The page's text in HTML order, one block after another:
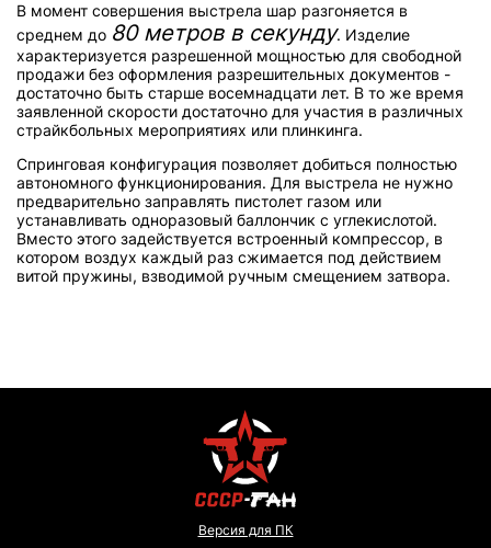
В момент совершения выстрела шар разгоняется в
среднем до 80 метров в секунду. Изделие
характеризуется разрешенной мощностью для свободной
продажи без оформления разрешительных документов -
достаточно быть старше восемнадцати лет. В то же время
заявленной скорости достаточно для участия в различных
страйкбольных мероприятиях или плинкинга.
Спринговая конфигурация позволяет добиться полностью
автономного функционирования. Для выстрела не нужно
предварительно заправлять пистолет газом или
устанавливать одноразовый баллончик с углекислотой.
Вместо этого задействуется встроенный компрессор, в
котором воздух каждый раз сжимается под действием
витой пружины, взводимой ручным смещением затвора.
Версия для ПК